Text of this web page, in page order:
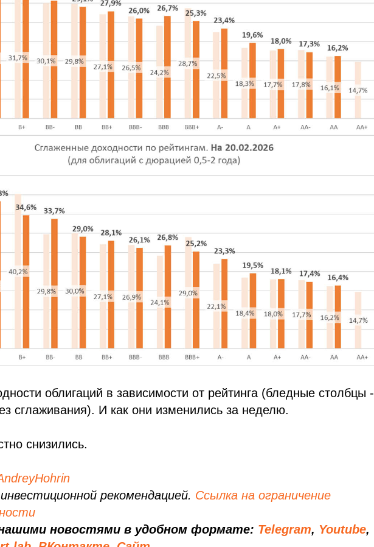
облигаций в зависимости от рейтинга (бледные столбцы -
сглаживания). И как они изменились за неделю.
снизились.
рекомендацией. Ссылка на ограничение
новостями в удобном формате: Telegram, Youtube,